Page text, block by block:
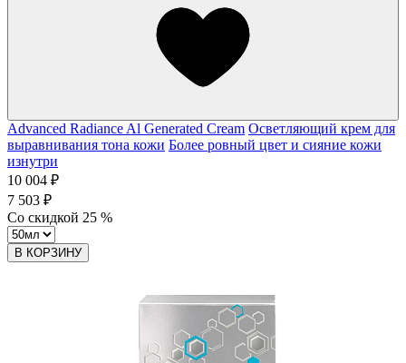
Advanced Radiance Al Generated Cream Осветляющий крем для
выравнивания тона кожи Более ровный цвет и сияние кожи
изнутри
10 004 ₽
7 503 ₽
Со скидкой 25 %
В КОРЗИНУ